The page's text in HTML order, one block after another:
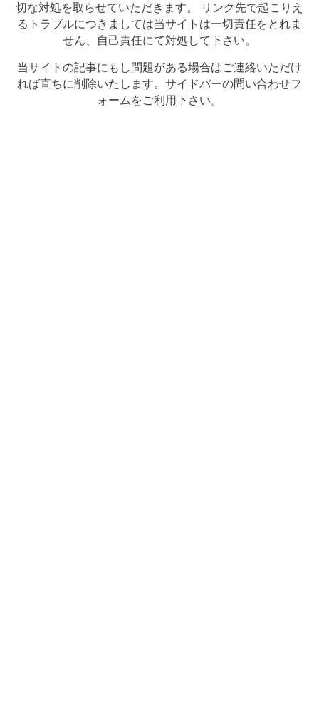
切な対処を取らせていただきます。 リンク先で起こりえ
るトラブルにつきましては当サイトは一切責任をとれま
せん、自己責任にて対処して下さい。
当サイトの記事にもし問題がある場合はご連絡いただけ
れば直ちに削除いたします。サイドバーの問い合わせフ
ォームをご利用下さい。